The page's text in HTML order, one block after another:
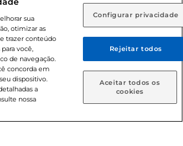
Goiás (GO)
Ou
online, informe como deseja receber
Retire em Loja
para as compras on-line é de R$
Copyright. Todos os direitos
reservados Prezunic.
sua
otimizar as
trazer conteúdo
você,
de navegação.
concorda em
dispositivo.
a
nossa
Configurar privacidade
Rejeitar todos
Aceitar todos os
cookies